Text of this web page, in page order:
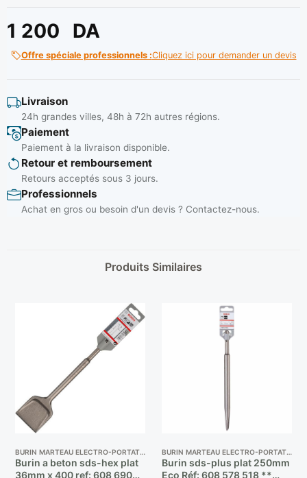
1 200 DA
Offre spéciale professionnels :Cliquez ici pour demander un devis
Livraison
24h grandes villes, 48h à 72h autres régions.
Paiement
Paiement à la livraison disponible.
Retour et remboursement
Retours acceptés sous 3 jours.
Professionnels
Achat en gros ou besoin d'un devis ? Contactez-nous.
Produits Similaires
BURIN MARTEAU ELECTRO-PORTATIF
Burin a beton sds-hex plat
36mm x 400 ref: 608 690
BURIN MARTEAU ELECTRO-PORTATIF
Burin sds-plus plat 250mm
Eco Réf: 608 578 518 **